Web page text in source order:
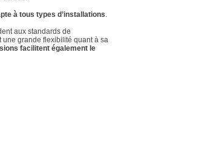
à tous types d’installations.
aux standards de
une grande flexibilité quant à sa
facilitent également le